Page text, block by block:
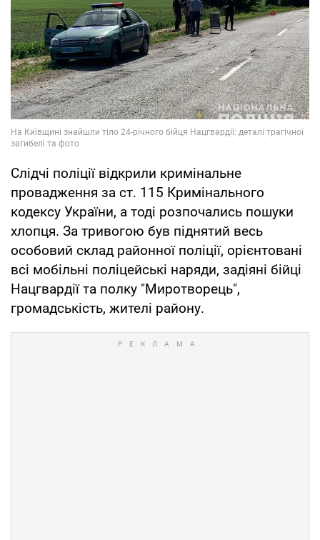
Слідчі поліції відкрили кримінальне
провадження за ст. 115 Кримінального
кодексу України, а тоді розпочались пошуки
хлопця. За тривогою був піднятий весь
особовий склад районної поліції, орієнтовані
всі мобільні поліцейські наряди, задіяні бійці
Нацгвардії та полку "Миротворець",
громадськість, жителі району.